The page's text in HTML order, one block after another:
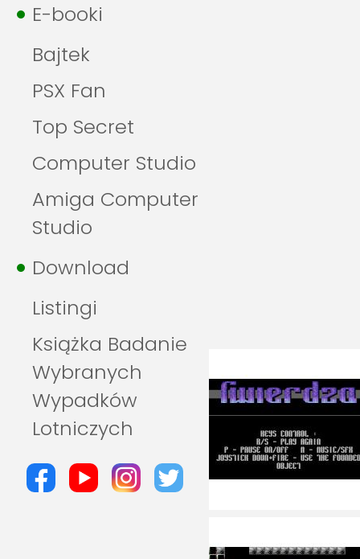
E-booki
Bajtek
PSX Fan
Top Secret
Computer Studio
Amiga Computer
Studio
Download
Listingi
Książka Badanie
Wybranych
Wypadków
Lotniczych